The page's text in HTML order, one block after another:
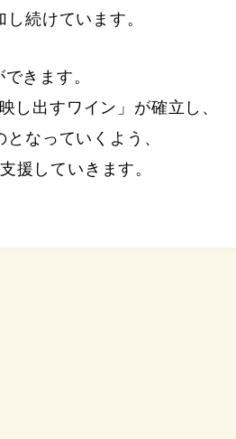
続けています。
きます。
し出すワイン」が確立し、
なっていくよう、
援していきます。